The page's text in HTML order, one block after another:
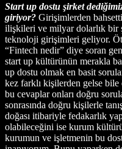
Start up dostu şirket
giriyor? Girişimlerden
ilişkileri ve milyar dolarlık bir
teknoloji girişimleri geliyor.
“Fintech nedir” diye soran
start up kültürünün merakla
up dostu olmak en basit
kez farklı kişilerden gelse
bu cevaplar onları doğru
sonrasında doğru kişilerle
doğası itibariyle fedakarlık
olabileceğini ise kurum
kurumun ve işletmenin bu